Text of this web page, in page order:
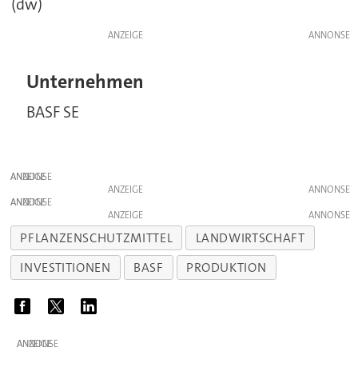
ANZEIGE
Unternehmen
BASF SE
ANZEIGE
ANZEIGE
ANZEIGE
ANZEIGE
PFLANZENSCHUTZMITTEL
LANDWIRTSCHAFT
INVESTITIONEN
BASF PRODUKTION
ANZEIGE